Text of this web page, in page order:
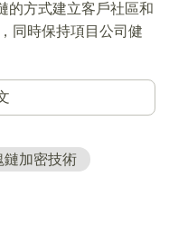
的方式建立客戶社區和
同時保持項目公司健
鏈加密技術